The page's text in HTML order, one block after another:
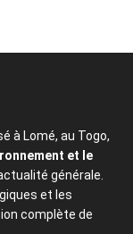
à Lomé, au Togo,
et le
générale.
et les
complète de